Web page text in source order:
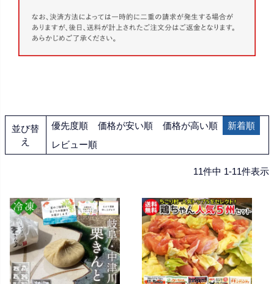
並び替
え
優先度順 価格が安い順 価格が高い順
新着順
レビュー順
11件中 1-11件表示